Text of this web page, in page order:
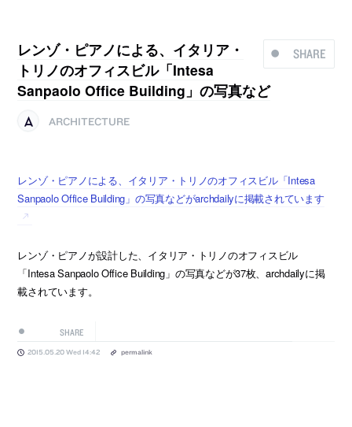
SHARE
レンゾ・ピアノによる、イタリア・
トリノのオフィスビル「Intesa
Sanpaolo Office Building」の写真など
ARCHITECTURE
レンゾ・ピアノによる、イタリア・トリノのオフィスビル「Intesa
Sanpaolo Office Building」の写真などがarchdailyに掲載されています
レンゾ・ピアノが設計した、イタリア・トリノのオフィスビル
「Intesa Sanpaolo Office Building」の写真などが37枚、archdailyに掲
載されています。
SHARE
2015.05.20 Wed 14:42 permalink